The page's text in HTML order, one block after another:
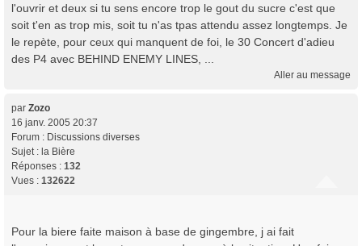
l'ouvrir et deux si tu sens encore trop le gout du sucre c'est que
soit t'en as trop mis, soit tu n'as tpas attendu assez longtemps. Je
le repète, pour ceux qui manquent de foi, le 30 Concert d'adieu
des P4 avec BEHIND ENEMY LINES, ...
Aller au message
par Zozo
16 janv. 2005 20:37
Forum : Discussions diverses
Sujet : la Bière
Réponses : 132
Vues : 132622
Pour la biere faite maison à base de gingembre, j ai fait